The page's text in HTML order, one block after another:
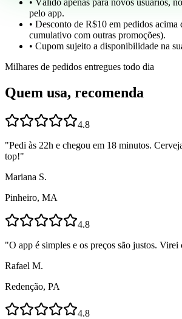
pelo app.
• Desconto de R$10 em pedidos acima
cumulativo com outras promoções).
• Cupom sujeito a disponibilidade na
Milhares de pedidos entregues todo dia
Quem usa, recomenda
4.8
"Pedi às 22h e chegou em 18 minutos.
top!"
Mariana S.
Pinheiro, MA
4.8
"O app é simples e os preços são justos. Virei
Rafael M.
Redenção, PA
4.8